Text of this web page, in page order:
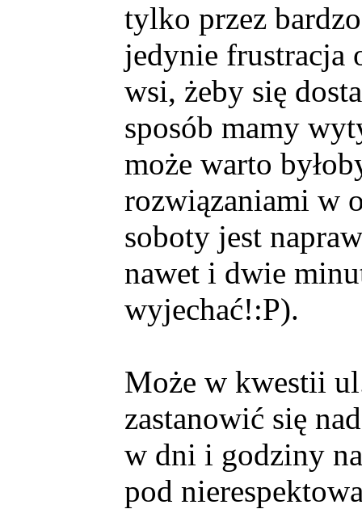
tylko przez
jedynie frustracja
wsi, żeby się
sposób mamy
może warto
rozwiązaniami w
soboty jest
nawet i dwie
wyjechać!:P).
Może w kwestii
zastanowić się
w dni i godziny
pod